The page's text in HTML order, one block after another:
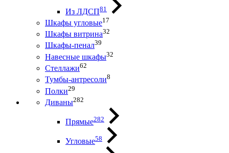
Из ЛДСП81
Шкафы угловые17
Шкафы витрина32
Шкафы-пенал39
Навесные шкафы32
Стеллажи62
Тумбы-антресоли8
Полки29
Диваны282
Прямые282
Угловые58